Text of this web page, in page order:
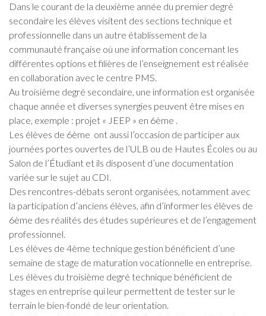
Dans le courant de la deuxième année du premier degré
secondaire les élèves visitent des sections technique et
professionnelle dans un autre établissement de la
communauté française où une information concernant les
différentes options et filières de l’enseignement est réalisée
en collaboration avec le centre PMS.
Au troisième degré secondaire, une information est organisée
chaque année et diverses synergies peuvent être mises en
place, exemple : projet « JEEP » en 6ème .
Les élèves de 6ème ont aussi l’occasion de participer aux
journées portes ouvertes de l’ULB ou de Hautes Écoles ou au
Salon de l’Étudiant et ils disposent d’une documentation
variée sur le sujet au CDI.
Des rencontres-débats seront organisées, notamment avec
la participation d’anciens élèves, afin d’informer les élèves de
6ème des réalités des études supérieures et de l’engagement
professionnel.
Les élèves de 4ème technique gestion bénéficient d’une
semaine de stage de maturation vocationnelle en entreprise.
Les élèves du troisième degré technique bénéficient de
stages en entreprise qui leur permettent de tester sur le
terrain le bien-fondé de leur orientation.